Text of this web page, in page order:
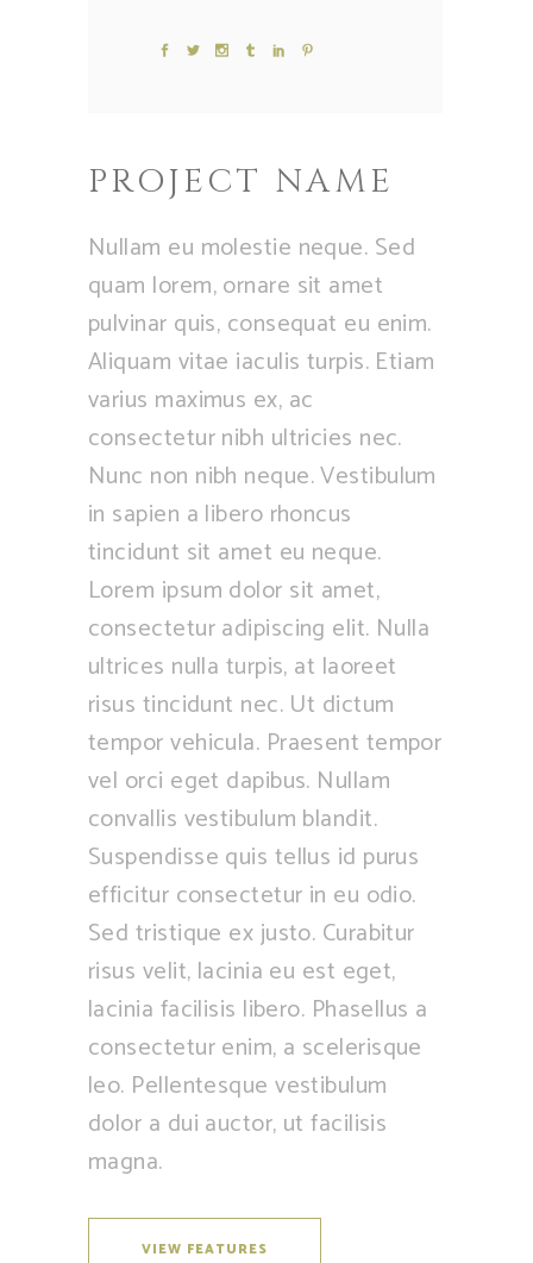
PROJECT NAME
Nullam eu molestie neque. Sed
quam lorem, ornare sit amet
pulvinar quis, consequat eu enim.
Aliquam vitae iaculis turpis. Etiam
varius maximus ex, ac
consectetur nibh ultricies nec.
Nunc non nibh neque. Vestibulum
in sapien a libero rhoncus
tincidunt sit amet eu neque.
Lorem ipsum dolor sit amet,
consectetur adipiscing elit. Nulla
ultrices nulla turpis, at laoreet
risus tincidunt nec. Ut dictum
tempor vehicula. Praesent tempor
vel orci eget dapibus. Nullam
convallis vestibulum blandit.
Suspendisse quis tellus id purus
efficitur consectetur in eu odio.
Sed tristique ex justo. Curabitur
risus velit, lacinia eu est eget,
lacinia facilisis libero. Phasellus a
consectetur enim, a scelerisque
leo. Pellentesque vestibulum
dolor a dui auctor, ut facilisis
magna.
VIEW FEATURES